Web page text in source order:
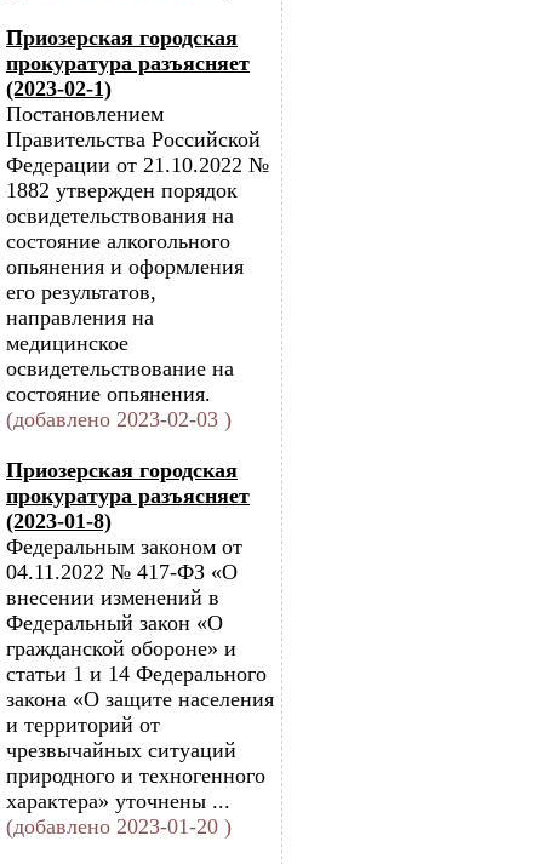
Приозерская городская
прокуратура разъясняет
(2023-02-1)
Постановлением
Правительства Российской
Федерации от 21.10.2022 №
1882 утвержден порядок
освидетельствования на
состояние алкогольного
опьянения и оформления
его результатов,
направления на
медицинское
освидетельствование на
состояние опьянения.
(добавлено 2023-02-03 )
Приозерская городская
прокуратура разъясняет
(2023-01-8)
Федеральным законом от
04.11.2022 № 417-ФЗ «О
внесении изменений в
Федеральный закон «О
гражданской обороне» и
статьи 1 и 14 Федерального
закона «О защите населения
и территорий от
чрезвычайных ситуаций
природного и техногенного
характера» уточнены ...
(добавлено 2023-01-20 )